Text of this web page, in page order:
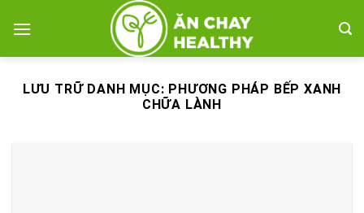
qua
LƯU TRỮ DANH MỤC: PHƯƠNG PHÁP BẾP XANH
CHỮA LÀNH